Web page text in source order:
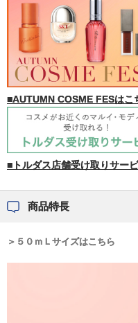
■AUTUMN COSME FESはこ
■トルダス店舗受け取りサー
商品特長
＞５０ｍＬサイズはこちら